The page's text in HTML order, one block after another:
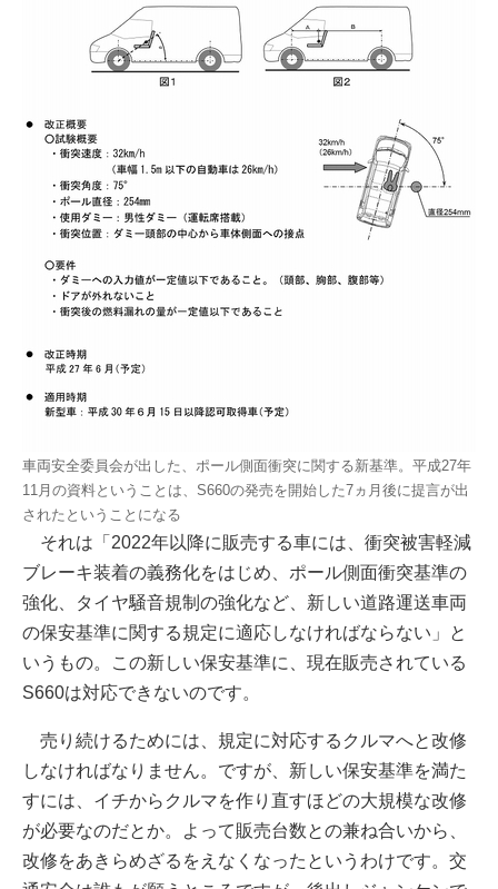
車両安全委員会が出した、ポール側面衝突に関する新基準。平成27年
11月の資料ということは、S660の発売を開始した7ヵ月後に提言が出
されたということになる
それは「2022年以降に販売する車には、衝突被害軽減
ブレーキ装着の義務化をはじめ、ポール側面衝突基準の
強化、タイヤ騒音規制の強化など、新しい道路運送車両
の保安基準に関する規定に適応しなければならない」と
いうもの。この新しい保安基準に、現在販売されている
S660は対応できないのです。
売り続けるためには、規定に対応するクルマへと改修
しなければなりません。ですが、新しい保安基準を満た
すには、イチからクルマを作り直すほどの大規模な改修
が必要なのだとか。よって販売台数との兼ね合いから、
改修をあきらめざるをえなくなったというわけです。交